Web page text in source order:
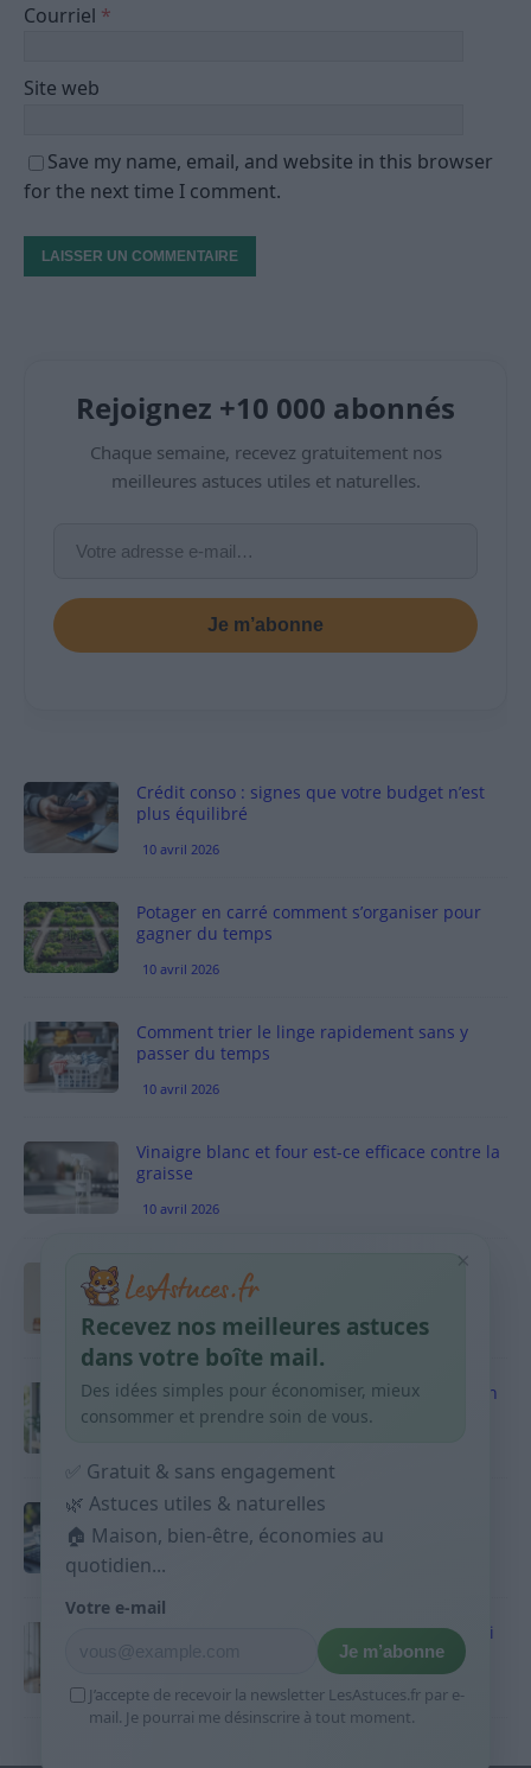
Courriel *
Site web
Save my name, email, and website in this browser
for the next time I comment.
Rejoignez +10 000 abonnés
Chaque semaine, recevez gratuitement nos
meilleures astuces utiles et naturelles.
Je m’abonne
Crédit conso : signes que votre budget n’est
plus équilibré
10 avril 2026
Potager en carré comment s’organiser pour
gagner du temps
10 avril 2026
Comment trier le linge rapidement sans y
passer du temps
10 avril 2026
Vinaigre blanc et four est-ce efficace contre la
graisse
10 avril 2026
Taches pigmentaires : routine simple +
habitudes qui aident
9 avril 2026
Produits ménagers : comment économiser en
courses sans acheter 10 sprays
Budget mensuel : méthode rapide pour
répartir son salaire dès le jour de paie
9 avril 2026
Sport 10 minutes par jour est-ce utile et quoi
9 avril 2026
×
Recevez nos meilleures astuces
dans votre boîte mail.
Des idées simples pour économiser, mieux
consommer et prendre soin de vous.
✅ Gratuit & sans engagement
🌿 Astuces utiles & naturelles
🏠 Maison, bien-être, économies au
quotidien...
Votre e-mail
Je m’abonne
J’accepte de recevoir la newsletter LesAstuces.fr par e-
mail. Je pourrai me désinscrire à tout moment.